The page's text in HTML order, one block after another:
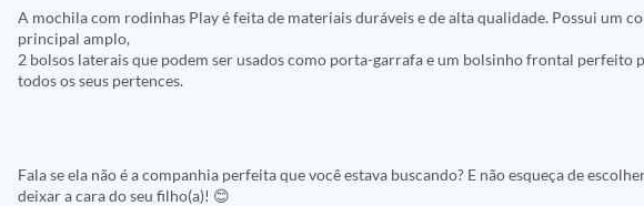
A mochila com rodinhas Play é feita de materiais duráveis e de alta qualidade. Possui um
principal amplo,
2 bolsos laterais que podem ser usados como porta-garrafa e um bolsinho frontal perfeito
todos os seus pertences.
Fala se ela não é a companhia perfeita que você estava buscando? E não esqueça de
deixar a cara do seu filho(a)! 😊